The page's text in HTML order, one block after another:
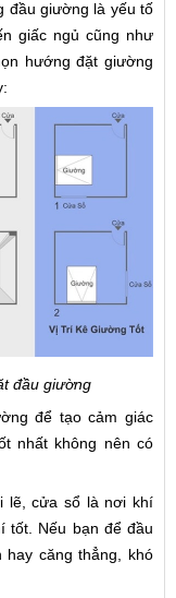
đầu giường là yếu tố
giấc ngủ cũng như
hướng đặt giường
đầu giường
để tạo cảm giác
nhất không nên có
lẽ, cửa sổ là nơi khí
tốt. Nếu bạn để đầu
căng thẳng, khó